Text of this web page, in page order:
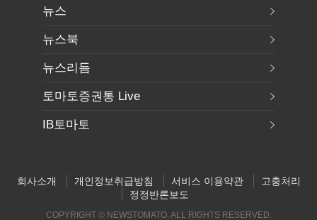
뉴스
뉴스북
뉴스리듬
토마토증권통 Live
IB토마토
회사소개 개인정보취급방침 서비스 이용약관
고충처리
정정반론보도
COPYRIGHT © NEWSTOMATO. ALL RIGHTS RESERVED.